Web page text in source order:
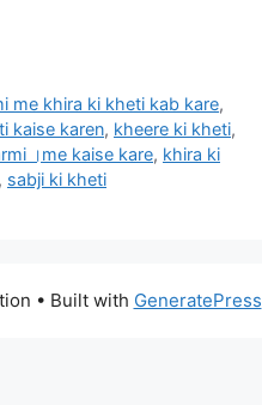
me khira ki kheti kab kare,
kaise karen, kheere ki kheti,
।me kaise kare, khira ki
, sabji ki kheti
• Built with GeneratePress